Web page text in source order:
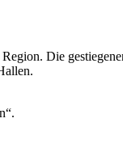
Die